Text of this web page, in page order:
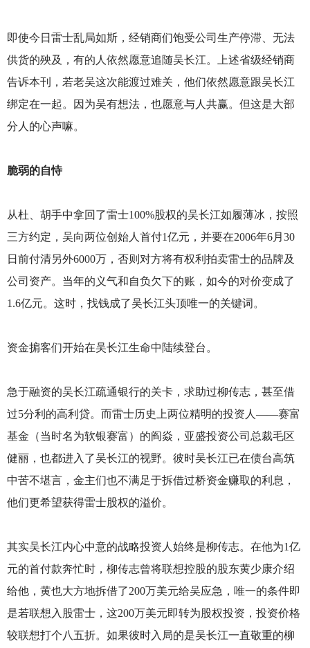
即使今日雷士乱局如斯，经销商们饱受公司生产停滞、无法
供货的殃及，有的人依然愿意追随吴长江。上述省级经销商
告诉本刊，若老吴这次能渡过难关，他们依然愿意跟吴长江
绑定在一起。因为吴有想法，也愿意与人共赢。但这是大部
分人的心声嘛。
脆弱的自恃
从杜、胡手中拿回了雷士100%股权的吴长江如履薄冰，按照
三方约定，吴向两位创始人首付1亿元，并要在2006年6月30
日前付清另外6000万，否则对方将有权利拍卖雷士的品牌及
公司资产。当年的义气和自负欠下的账，如今的对价变成了
1.6亿元。这时，找钱成了吴长江头顶唯一的关键词。
资金掮客们开始在吴长江生命中陆续登台。
急于融资的吴长江疏通银行的关卡，求助过柳传志，甚至借
过5分利的高利贷。而雷士历史上两位精明的投资人——赛富
基金（当时名为软银赛富）的阎焱，亚盛投资公司总裁毛区
健丽，也都进入了吴长江的视野。彼时吴长江已在债台高筑
中苦不堪言，金主们也不满足于拆借过桥资金赚取的利息，
他们更希望获得雷士股权的溢价。
其实吴长江内心中意的战略投资人始终是柳传志。在他为1亿
元的首付款奔忙时，柳传志曾将联想控股的股东黄少康介绍
给他，黄也大方地拆借了200万美元给吴应急，唯一的条件即
是若联想入股雷士，这200万美元即转为股权投资，投资价格
较联想打个八五折。如果彼时入局的是吴长江一直敬重的柳